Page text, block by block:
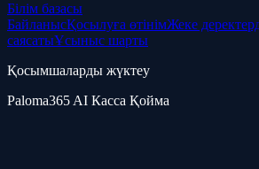
Білім базасы
БайланысҚосылуға өтінімЖеке
саясатыҰсыныс шарты
Қосымшаларды жүктеу
Paloma365 AI Касса Қойма